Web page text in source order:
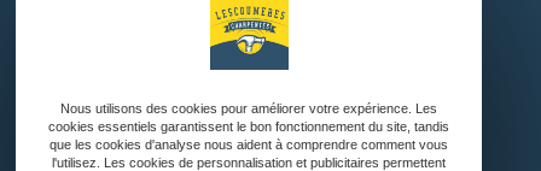
Ossature bois et Bardage
Aménagement Extérieur
Nos réalisations
Contact
Nous utilisons des cookies pour améliorer votre expérience. Les
cookies essentiels garantissent le bon fonctionnement du site, tandis
que les cookies d'analyse nous aident à comprendre comment vous
l'utilisez. Les cookies de personnalisation et publicitaires permettent